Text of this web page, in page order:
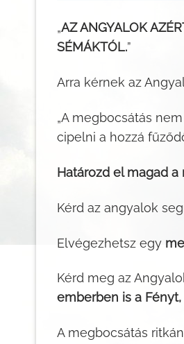
„AZ ANGYALOK
SÉMÁKTÓL.”
Arra kérnek az
„A megbocsátás
cipelni a hozzá
Határozd el magad
Kérd az angyalok
Elvégezhetsz egy
Kérd meg az
emberben is a
A megbocsátás